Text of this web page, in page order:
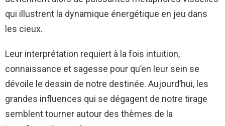
qui illustrent la dynamique énergétique en jeu dans
les cieux.
Leur interprétation requiert à la fois intuition,
connaissance et sagesse pour qu’en leur sein se
dévoile le dessin de notre destinée. Aujourd’hui, les
grandes influences qui se dégagent de notre tirage
semblent tourner autour des thèmes de la